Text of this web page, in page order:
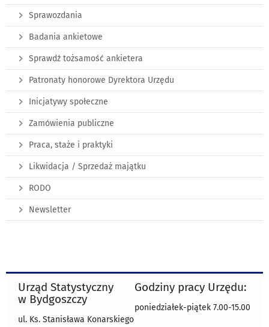
Sprawozdania
Badania ankietowe
Sprawdź tożsamość ankietera
Patronaty honorowe Dyrektora Urzędu
Inicjatywy społeczne
Zamówienia publiczne
Praca, staże i praktyki
Likwidacja / Sprzedaż majątku
RODO
Newsletter
Urząd Statystyczny
w Bydgoszczy
ul. Ks. Stanisława Konarskiego
Godziny pracy Urzędu:
poniedziałek-piątek 7.00-15.00